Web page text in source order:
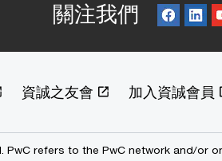
關注我們
資誠之友會 加入資誠會員
PwC refers to the PwC network and/or